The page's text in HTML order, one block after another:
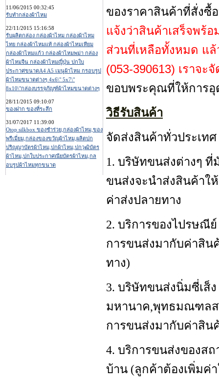
11/06/2015 00:32:45
รับทำกล่องผ้าไหม
22/11/2015 15:16:58
รับผลิตกล่อง กล่องผ้าไหม กล่องผ้าไหม
ไทย กล่องผ้าไหมแท้ กล่องผ้าไหมเทียม
กล่องผ้าไหมแก้ว กล่องผ้าไหมพม่า กล่อง
ผ้าไหมจีน กล่องผ้าไหมญี่ปุ่น ปกใบ
ประกาศขนาดA4 A5 เมนูผ้าไหม กรอบรูป
ผ้าไหมขนาดต่างๆ 4x6\" 5x7\"
8x10\"กล่องบรรจุภัญฑ์ผ้าไหมขนาดต่างๆ
28/11/2015 09:10:07
ของฝาก ของที่ระลึก
31/07/2017 11:39:00
Otop silkbox ของชำร่วย,กล่องผ้าไหม,ของ
พรีเมี่ยม,กล่องของขวัญผ้าไหม,ผลิตปก
ปริญญาบัตรผ้าไหม,ปกผ้าไหม,ปกวุฒิบัตร
ผ้าไหม,ปกใบประกาศณียบัตรผ้าไหม,กล
อบรูปผ้าไหมทุกขนาด
ของราคาสินค้าที่สั่งซื้
แจ้งว่าสินค้าเสร็จพร้
ส่วนที่เหลือทั้งหมด แล้
(053-390613) เราจ
ขอบพระคุณที่ให้การอุ
วิธีรับสินค้า
จัดส่งสินค้าทั่วประเท
1. บริษัทขนส่งต่างๆ ที่
ขนส่งจะนำส่งสินค้าใ
ค่าส่งปลายทาง
2. บริการของไปรษณี
การขนส่งมากับค่าสิน
ทาง)
3. บริษัทขนส่งนิ่มซี่เส็
มหานาค,พุทธมณฑลส
การขนส่งมากับค่าสิน
4. บริการขนส่งของส
บ้าน (ลูกค้าต้องเพิ่มค่